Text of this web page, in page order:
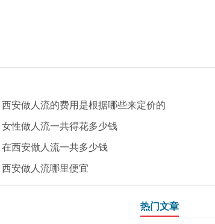
西安做人流的费用是根据哪些来定价的
女性做人流一共得花多少钱
在西安做人流一共多少钱
西安做人流哪里便宜
热门文章